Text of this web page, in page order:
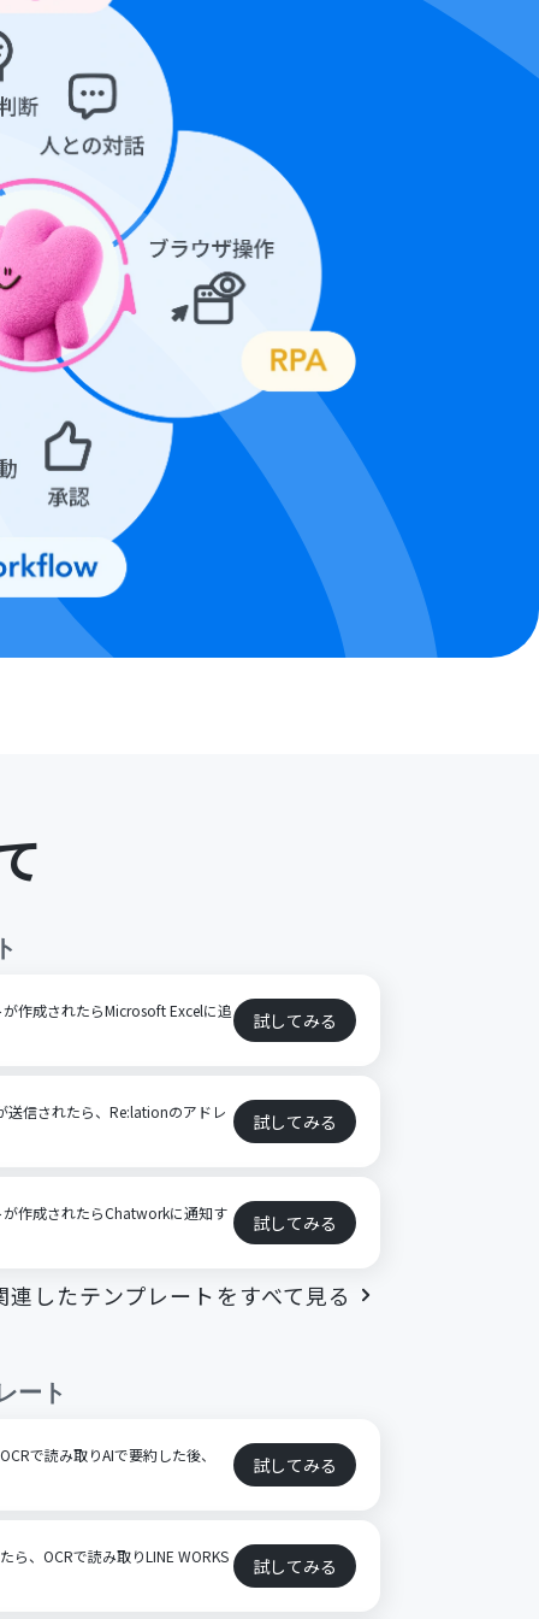
作成されたらMicrosoft Excelに追 試してみる
信されたら、Re:lationのアドレ 試してみる
作成されたらChatworkに通知す 試してみる
連したテンプレートをすべて見る
ート
で読み取りAIで要約した後、 試してみる
ら、OCRで読み取りLINE WORKS 試してみる